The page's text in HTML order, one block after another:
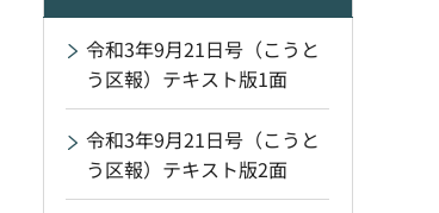
令和3年9月21日号（こうと
う区報）テキスト版1面
令和3年9月21日号（こうと
う区報）テキスト版2面